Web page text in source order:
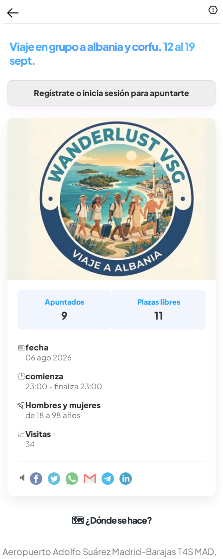
Viaje en grupo a albania y corfu. 12 al 19
sept.
Regístrate o inicia sesión para apuntarte
Apuntados
9
Plazas libres
11
📅fecha
06 ago 2026
🕐comienza
23:00 - finaliza 23:00
🪇Hombres y mujeres
de 18 a 98 años
📈Visitas
34
🔈
🗺¿Dónde se hace?
Aeropuerto Adolfo Suárez Madrid-Barajas T4S MAD,